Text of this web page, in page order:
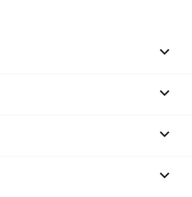



